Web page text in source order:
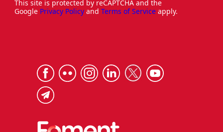
This site is protected by reCAPTCHA and the
Google Privacy Policy and Terms of Service apply.